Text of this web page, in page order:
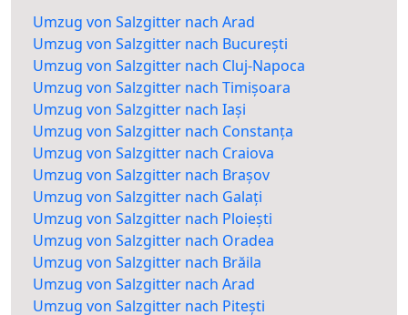
Umzug von Salzgitter nach Arad
Umzug von Salzgitter nach București
Umzug von Salzgitter nach Cluj-Napoca
Umzug von Salzgitter nach Timișoara
Umzug von Salzgitter nach Iași
Umzug von Salzgitter nach Constanța
Umzug von Salzgitter nach Craiova
Umzug von Salzgitter nach Brașov
Umzug von Salzgitter nach Galați
Umzug von Salzgitter nach Ploiești
Umzug von Salzgitter nach Oradea
Umzug von Salzgitter nach Brăila
Umzug von Salzgitter nach Arad
Umzug von Salzgitter nach Pitești